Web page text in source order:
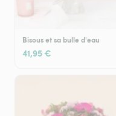
Bisous et sa bulle d'eau
41,95 €